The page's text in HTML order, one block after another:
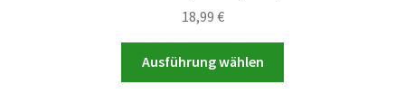
18,99 €
Ausführung wählen